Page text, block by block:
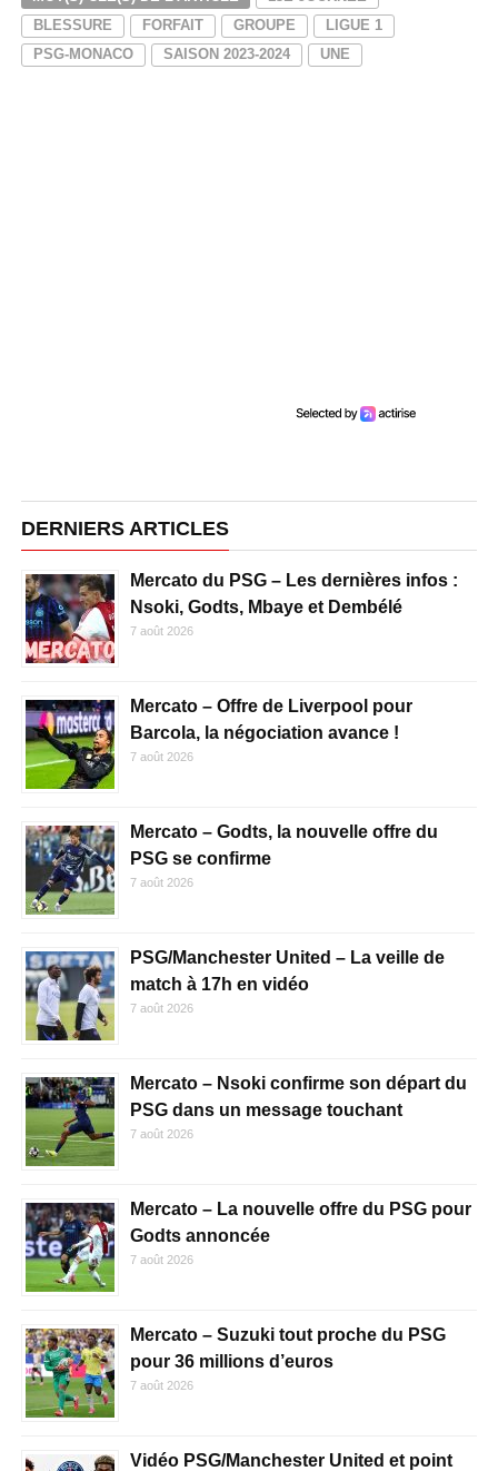
BLESSURE
FORFAIT GROUPE
LIGUE 1
PSG-MONACO
SAISON 2023-2024 UNE
DERNIERS ARTICLES
Mercato du PSG – Les dernières infos :
Nsoki, Godts, Mbaye et Dembélé
7 août 2026
Mercato – Offre de Liverpool pour
Barcola, la négociation avance !
7 août 2026
Mercato – Godts, la nouvelle offre du
PSG se confirme
7 août 2026
PSG/Manchester United – La veille de
match à 17h en vidéo
7 août 2026
Mercato – Nsoki confirme son départ du
PSG dans un message touchant
7 août 2026
Mercato – La nouvelle offre du PSG pour
Godts annoncée
7 août 2026
Mercato – Suzuki tout proche du PSG
pour 36 millions d’euros
7 août 2026
Vidéo PSG/Manchester United et point